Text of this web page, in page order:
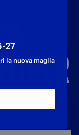
PER
27
la nuova maglia